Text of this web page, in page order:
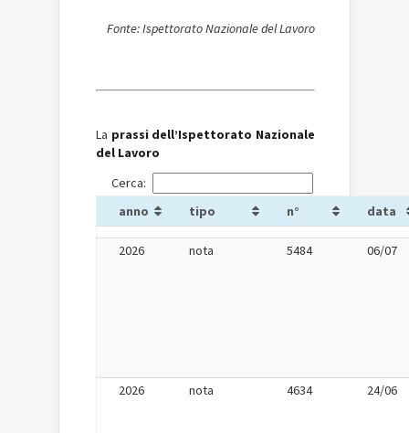
Fonte: Ispettorato Nazionale del Lavoro
La prassi dell’Ispettorato Nazionale
del Lavoro
Cerca:
anno
tipo n° data
2026 nota 5484 06/07
2026 nota 4634 24/06